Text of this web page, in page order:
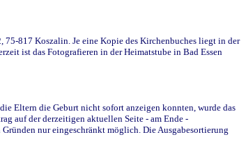
817 Koszalin. Je eine Kopie des Kirchenbuches liegt in der
ist das Fotografieren in der Heimatstube in Bad Essen
Eltern die Geburt nicht sofort anzeigen konnten, wurde das
auf der derzeitigen aktuellen Seite - am Ende -
nur eingeschränkt möglich. Die Ausgabesortierung